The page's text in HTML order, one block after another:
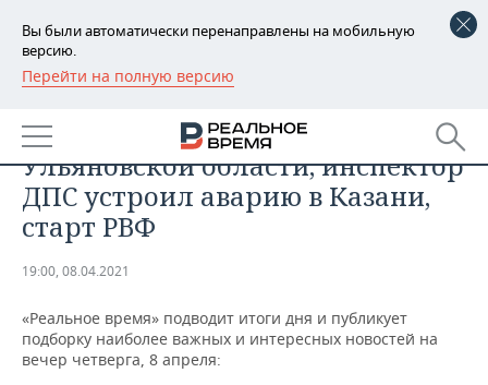
Вы были автоматически перенаправлены на мобильную
версию.
Перейти на полную версию
РЕГИОНЫ
БАШКОРТОСТАН
ТАТАРСТАН
УДМУРТИЯ
НОВОСТИ
АНАЛИТИКА
НОВОСТИ АНАЛИТИКИ
ДЕКЛАРАЦИИ О ДОХОДАХ
КОРОЛИ ГОСЗАКАЗА ПФО
ЭКОНОМИКА
НОВОСТИ ЭКОНОМИКИ
ФИНАНСЫ
ПРОМЫШЛЕННОСТЬ
НОВОСТИ
ПРОМЫШЛЕННОСТИ
НЕДВИЖИМОСТЬ
Итоги дня: отставка главы
Ульяновской области, инспектор
ДПС устроил аварию в Казани,
старт РВФ
19:00, 08.04.2021
«Реальное время» подводит итоги дня и публикует
подборку наиболее важных и интересных новостей на
вечер четверга, 8 апреля: